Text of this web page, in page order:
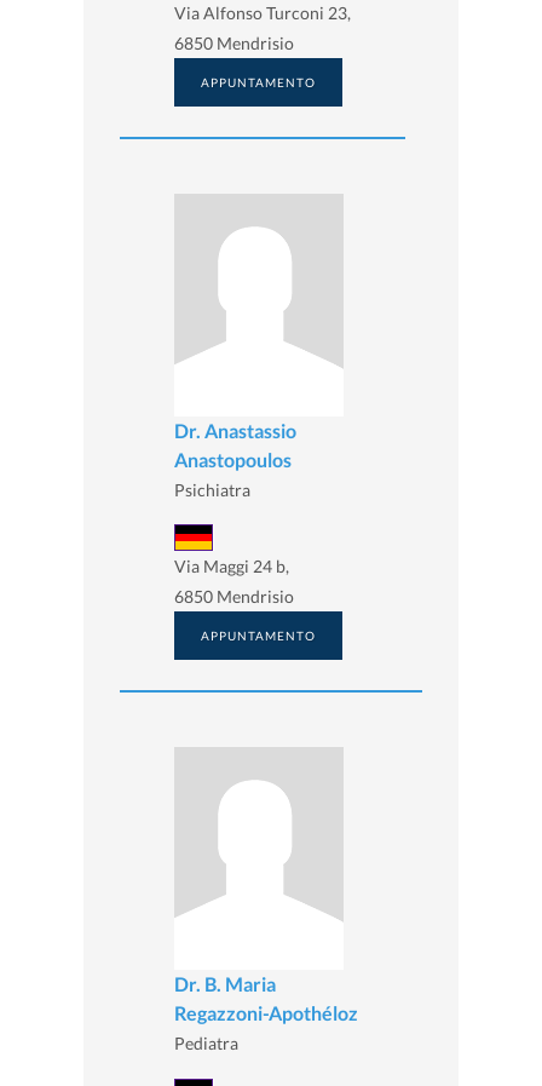
Via Alfonso Turconi 23,
6850 Mendrisio
APPUNTAMENTO
Dr. Anastassio
Anastopoulos
Psichiatra
Via Maggi 24 b,
6850 Mendrisio
APPUNTAMENTO
Dr. B. Maria
Regazzoni-Apothéloz
Pediatra